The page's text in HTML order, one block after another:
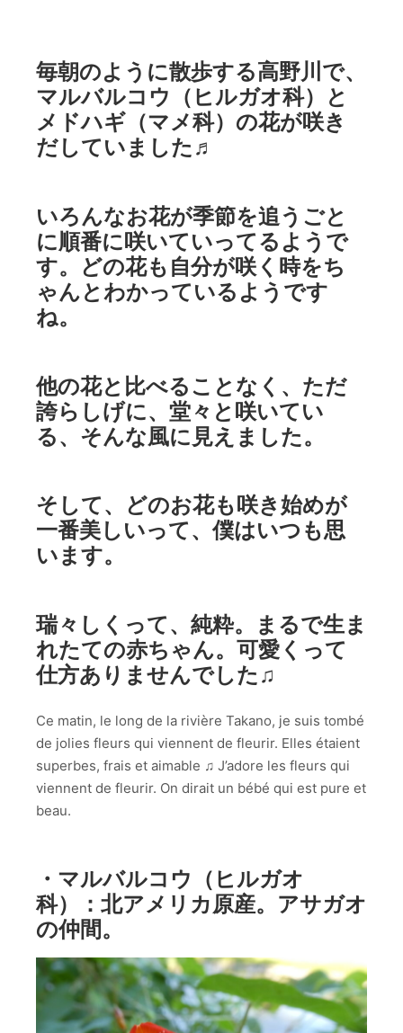
毎朝のように散歩する高野川で、
マルバルコウ（ヒルガオ科）と
メドハギ（マメ科）の花が咲き
だしていました♬
いろんなお花が季節を追うごと
に順番に咲いていってるようで
す。どの花も自分が咲く時をち
ゃんとわかっているようです
ね。
他の花と比べることなく、ただ
誇らしげに、堂々と咲いてい
る、そんな風に見えました。
そして、どのお花も咲き始めが
一番美しいって、僕はいつも思
います。
瑞々しくって、純粋。まるで生ま
れたての赤ちゃん。可愛くって
仕方ありませんでした♫
Ce matin, le long de la rivière Takano, je suis tombé
de jolies fleurs qui viennent de fleurir. Elles étaient
superbes, frais et aimable ♫ J’adore les fleurs qui
viennent de fleurir. On dirait un bébé qui est pure et
beau.
・マルバルコウ（ヒルガオ
科）：北アメリカ原産。アサガオ
の仲間。